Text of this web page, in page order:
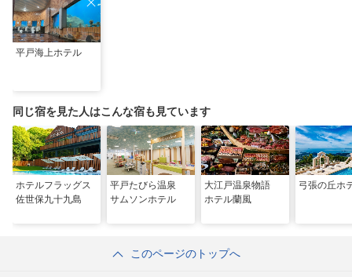
平戸海上ホテル
同じ宿を見た人はこんな宿も見ています
ホテルフラッグス
佐世保九十九島
平戸たびら温泉
サムソンホテル
大江戸温泉物語
ホテル蘭風
弓張の丘ホ
このページのトップへ